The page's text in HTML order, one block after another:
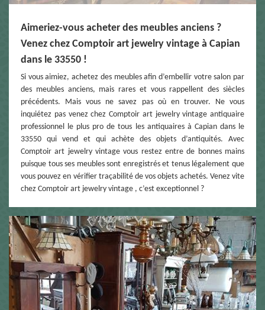
Aimeriez-vous acheter des meubles anciens ?
Venez chez Comptoir art jewelry vintage à Capian
dans le 33550 !
Si vous aimiez, achetez des meubles afin d’embellir votre salon par
des meubles anciens, mais rares et vous rappellent des siècles
précédents. Mais vous ne savez pas où en trouver. Ne vous
inquiétez pas venez chez Comptoir art jewelry vintage antiquaire
professionnel le plus pro de tous les antiquaires à Capian dans le
33550 qui vend et qui achète des objets d’antiquités. Avec
Comptoir art jewelry vintage vous restez entre de bonnes mains
puisque tous ses meubles sont enregistrés et tenus légalement que
vous pouvez en vérifier traçabilité de vos objets achetés. Venez vite
chez Comptoir art jewelry vintage , c’est exceptionnel ?